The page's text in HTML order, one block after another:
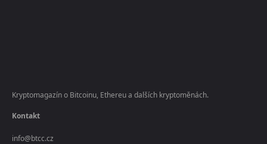
Kryptomagazín o Bitcoinu, Ethereu a dalších kryptoměnách.
Kontakt
info@btcc.cz